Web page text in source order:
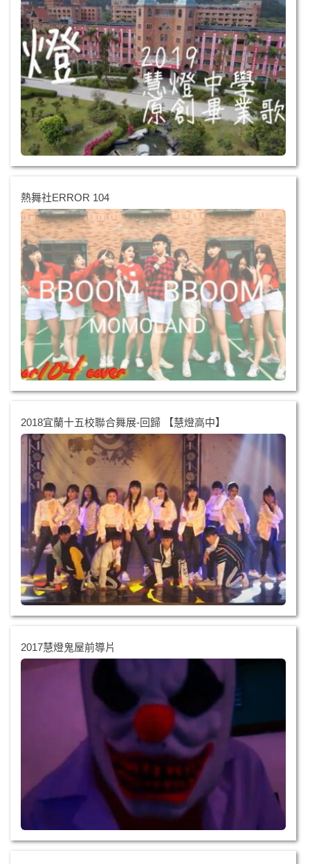
熱舞社ERROR 104
2018宜蘭十五校聯合舞展-回歸 【慧燈高中】
2017慧燈鬼屋前導片